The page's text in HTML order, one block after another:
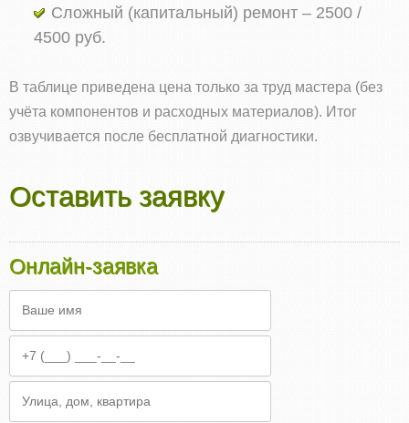
Сложный (капитальный) ремонт – 2500 /
4500 руб.
В таблице приведена цена только за труд мастера (без
учёта компонентов и расходных материалов). Итог
озвучивается после бесплатной диагностики.
Оставить заявку
Онлайн‑заявка